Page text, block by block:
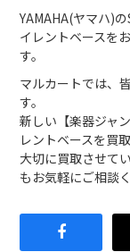
YAMAHA(ヤマハ)
イレントベースを
す。
マルカートでは、
す。
新しい【楽器ジャ
レントベースを買
大切に買取させて
もお気軽にご相談